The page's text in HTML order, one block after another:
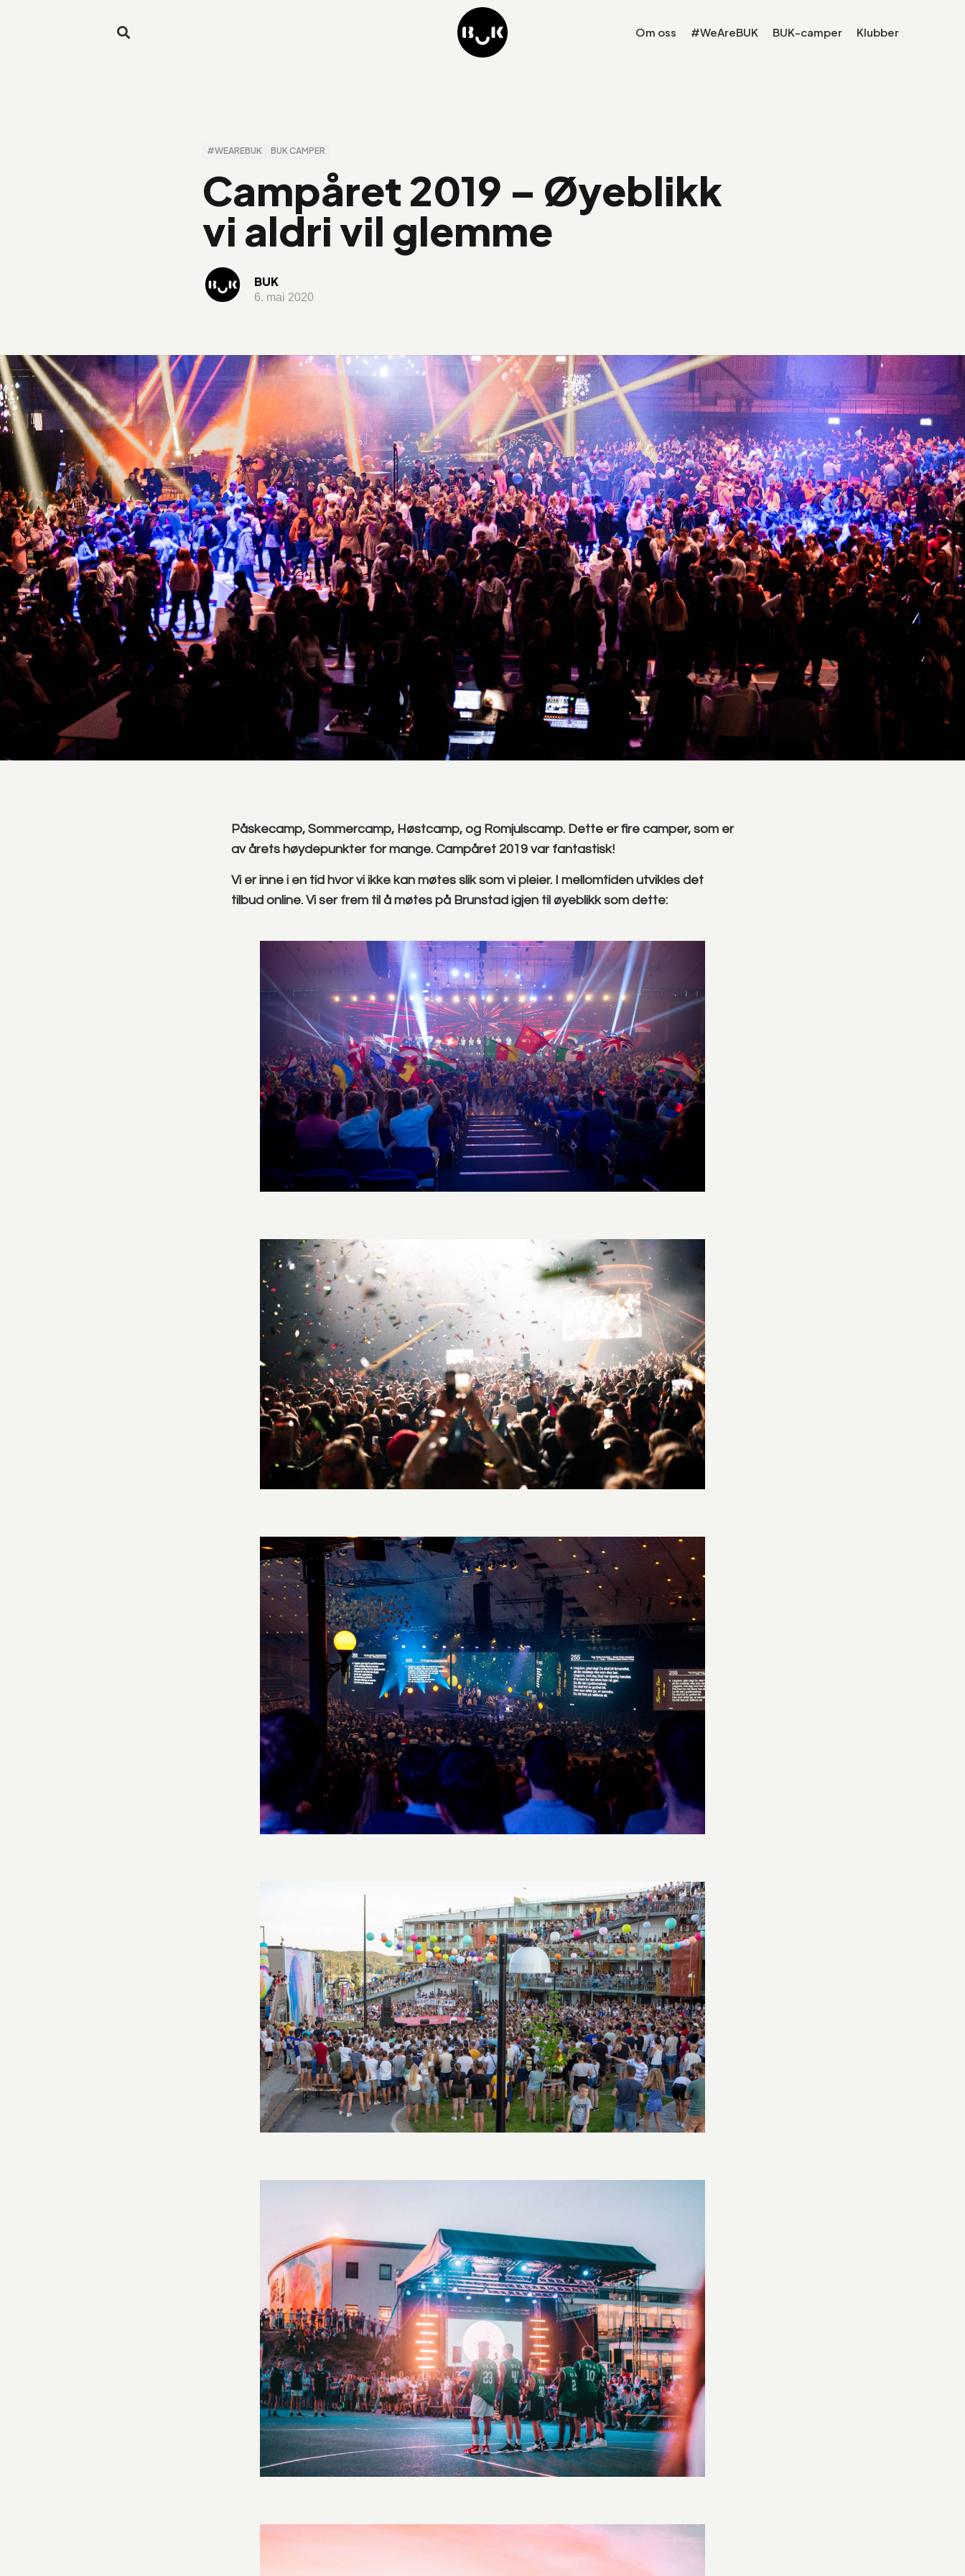
Om oss #WeAreBUK BUK-camper Klubber
#WEAREBUK BUK CAMPER
Campåret 2019 – Øyeblikk
vi aldri vil glemme
BUK
6. mai 2020
Påskecamp, Sommercamp, Høstcamp, og Romjulscamp. Dette er fire camper, som er
av årets høydepunkter for mange. Campåret 2019 var fantastisk!
Vi er inne i en tid hvor vi ikke kan møtes slik som vi pleier. I mellomtiden utvikles det
tilbud online. Vi ser frem til å møtes på Brunstad igjen til øyeblikk som dette: